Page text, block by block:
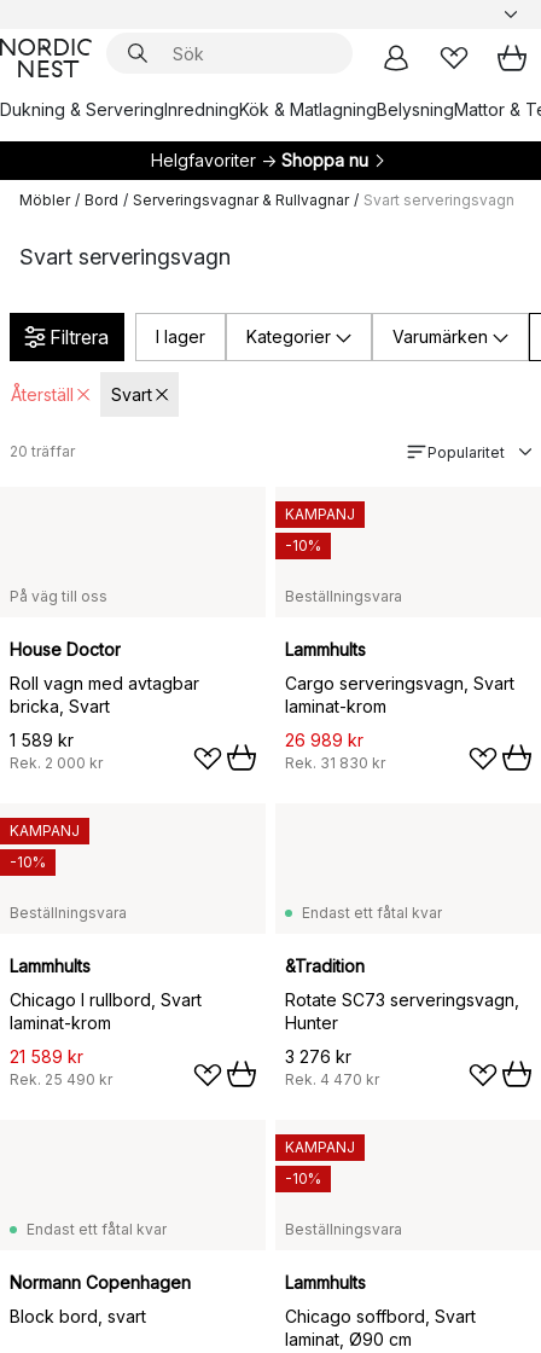
Dukning & ServeringInredningKök & MatlagningBelysningMattor &
Helgfavoriter → Shoppa nu
Möbler / Bord / Serveringsvagnar & Rullvagnar / Svart serveringsvagn
Svart serveringsvagn
Filtrera I lager Kategorier Varumärken
Återställ Svart
20 träffar Popularitet
På väg till oss
House Doctor
Roll vagn med avtagbar
bricka, Svart
1 589 kr
Rek. 2 000 kr
Beställningsvara
Lammhults
Cargo serveringsvagn, Svart
laminat-krom
26 989 kr
Rek. 31 830 kr
KAMPANJ
-10%
Beställningsvara
Lammhults
Chicago I rullbord, Svart
laminat-krom
21 589 kr
Rek. 25 490 kr
KAMPANJ
-10%
Endast ett fåtal kvar
&Tradition
Rotate SC73 serveringsvagn,
Hunter
3 276 kr
Rek. 4 470 kr
Endast ett fåtal kvar
Normann Copenhagen
Block bord, svart
Beställningsvara
Lammhults
Chicago soffbord, Svart
laminat, Ø90 cm
KAMPANJ
-10%